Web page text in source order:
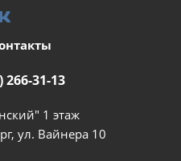
266-31-13
1 этаж
ул. Вайнера 10